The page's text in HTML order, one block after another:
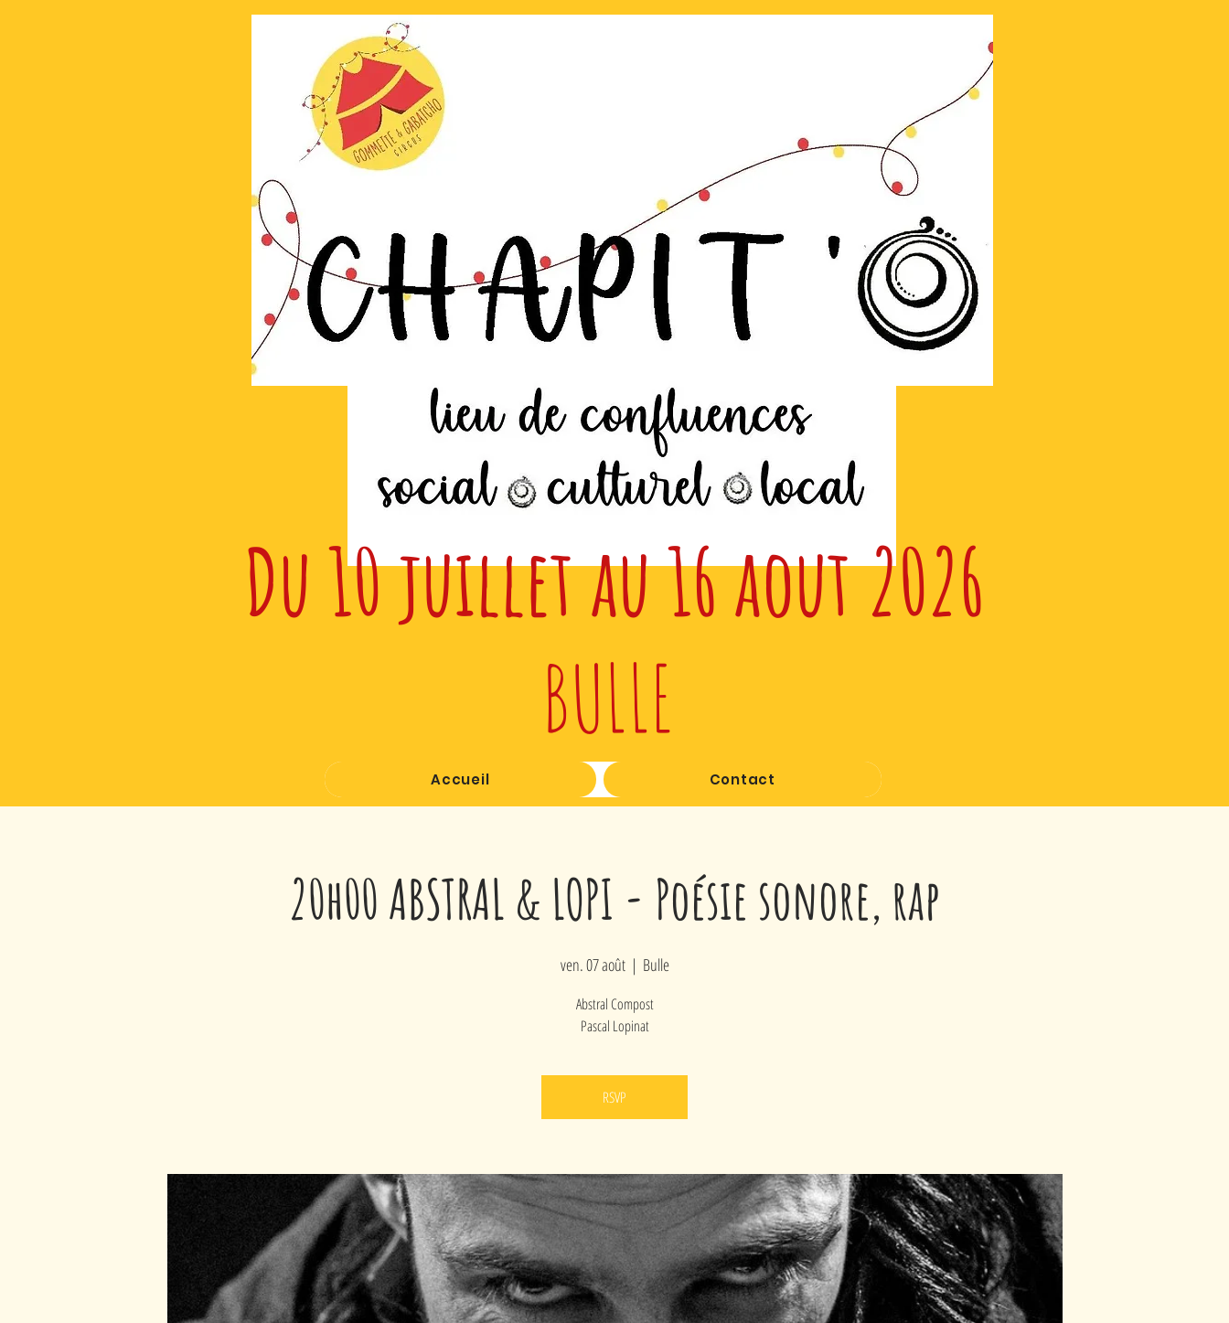
Du 10 juillet au 16 aout 2026
BULLE
Accueil Contact
20h00 ABSTRAL & LOPI - Poésie sonore, rap
ven. 07 août
  |
Bulle
Abstral Compost
Pascal Lopinat
RSVP